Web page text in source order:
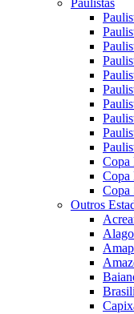
Copa
Copa
Copa
Outros